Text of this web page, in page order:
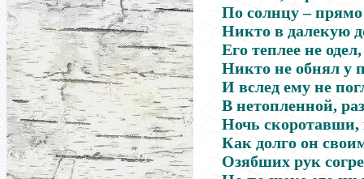
По солнцу–прямо
Никто в далекую
Его теплее не одел,
Никто не обнял у
И вслед ему не
В нетопленной,
Ночь скоротавши,
Как долго он
Озябших рук